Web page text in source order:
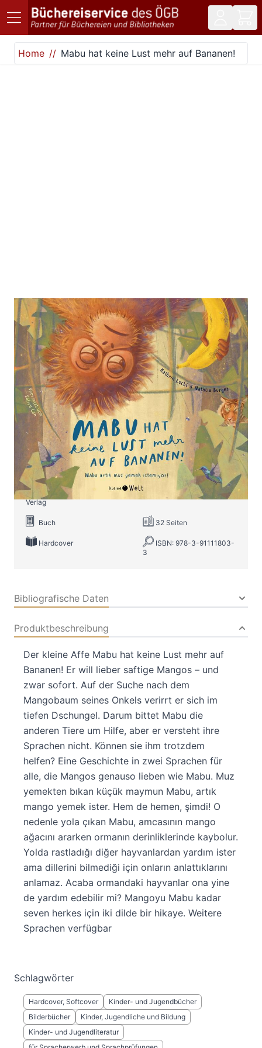
Direkt zum Inhalt
Home
Mabu hat keine Lust mehr auf Bananen!
Mabu hat keine Lust mehr auf
Bananen!
Zur Wunschliste hinzufügen
Zweisprachiges Kinderbuch auf Deutsch-Türkisch ab
3 Jahren
Von Kathrin Lechl
Verlag: Kleine Welt
Verlag
27.03.2024
Buch 32 Seiten
Hardcover
ISBN: 978-3-91111803-
3
Bibliografische Daten
Produktbeschreibung
Der kleine Affe Mabu hat keine Lust mehr auf
Bananen! Er will lieber saftige Mangos – und
zwar sofort. Auf der Suche nach dem
Mangobaum seines Onkels verirrt er sich im
tiefen Dschungel. Darum bittet Mabu die
anderen Tiere um Hilfe, aber er versteht ihre
Sprachen nicht. Können sie ihm trotzdem
helfen? Eine Geschichte in zwei Sprachen für
alle, die Mangos genauso lieben wie Mabu. Muz
yemekten bıkan küçük maymun Mabu, artık
mango yemek ister. Hem de hemen, şimdi! O
nedenle yola çıkan Mabu, amcasının mango
ağacını ararken ormanın derinliklerinde kaybolur.
Yolda rastladığı diğer hayvanlardan yardım ister
ama dillerini bilmediği için onların anlattıklarını
anlamaz. Acaba ormandaki hayvanlar ona yine
de yardım edebilir mi? Mangoyu Mabu kadar
seven herkes için iki dilde bir hikaye. Weitere
Sprachen verfügbar
Schlagwörter
Hardcover, Softcover
Kinder- und Jugendbücher
Bilderbücher
Kinder, Jugendliche und Bildung
Kinder- und Jugendliteratur